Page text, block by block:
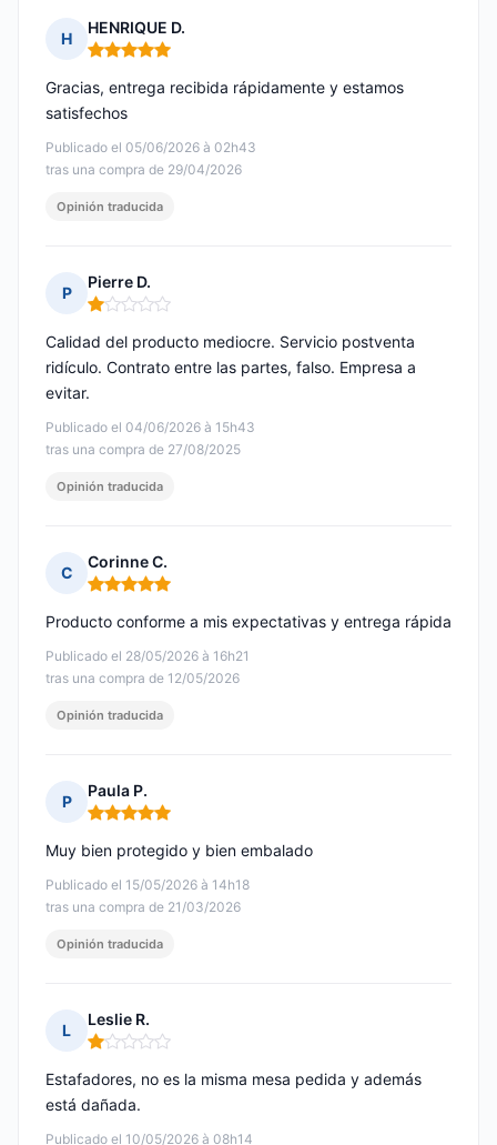
H
HENRIQUE D.
Nota: 5 de 5
Publicado el 05/06/2026 à 02h43
tras una compra de 29/04/2026
Gracias, entrega recibida rápidamente y estamos
satisfechos
Opinión traducida
P
Pierre D.
Nota: 1 de 5
Publicado el 04/06/2026 à 15h43
tras una compra de 27/08/2025
Calidad del producto mediocre. Servicio postventa
ridículo. Contrato entre las partes, falso. Empresa a
evitar.
Opinión traducida
C
Corinne C.
Nota: 5 de 5
Publicado el 28/05/2026 à 16h21
tras una compra de 12/05/2026
Producto conforme a mis expectativas y entrega rápida
Opinión traducida
P
Paula P.
Nota: 5 de 5
Publicado el 15/05/2026 à 14h18
tras una compra de 21/03/2026
Muy bien protegido y bien embalado
Opinión traducida
L
Leslie R.
Nota: 1 de 5
Publicado el 10/05/2026 à 08h14
Estafadores, no es la misma mesa pedida y además
está dañada.